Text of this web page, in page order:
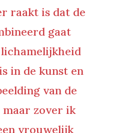
raakt is dat de
gaat
in de kunst en
van de
zover ik
vrouwelijk